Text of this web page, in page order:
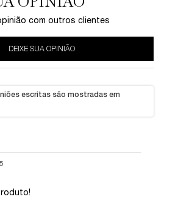
com outros clientes
DEIXE SUA OPINIÃO
escritas são mostradas em